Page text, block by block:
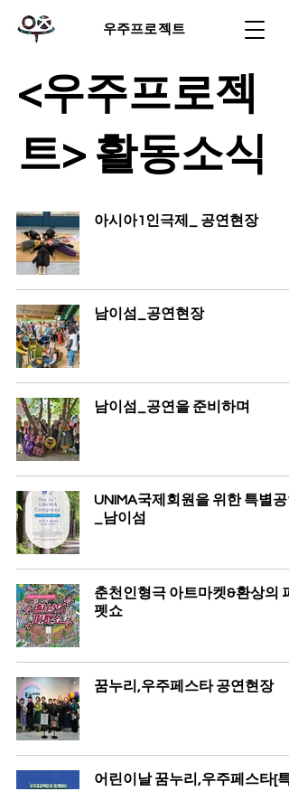
우주프로젝트
<우주프로젝
트> 활동소식
아시아1인극제_ 공연현장
남이섬_공연현장
남이섬_공연을 준비하며
UNIMA국제회원을 위한 특별공
_남이섬
춘천인형극 아트마켓&환상의 퍼
펫쇼
꿈누리,우주페스타 공연현장
어린이날 꿈누리,우주페스타[특